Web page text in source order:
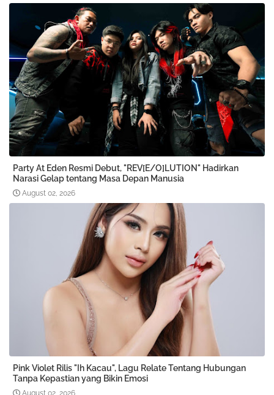
Party At Eden Resmi Debut, "REV[E/O]LUTION" Hadirkan
Narasi Gelap tentang Masa Depan Manusia
August 02, 2026
Pink Violet Rilis "Ih Kacau", Lagu Relate Tentang Hubungan
Tanpa Kepastian yang Bikin Emosi
August 02, 2026